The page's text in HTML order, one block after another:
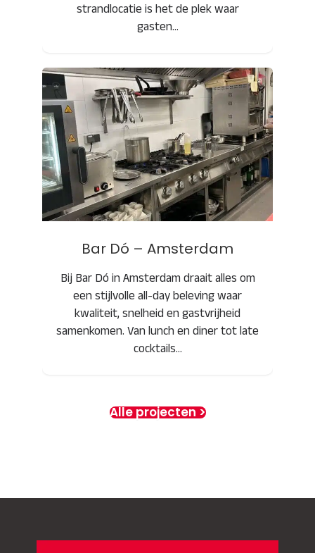
strandlocatie is het de plek waar
gasten…
Bar Dó – Amsterdam
Bar Dó – Amsterdam
Bij Bar Dó in Amsterdam draait alles om
een stijlvolle all-day beleving waar
kwaliteit, snelheid en gastvrijheid
samenkomen. Van lunch en diner tot late
cocktails…
Alle projecten >